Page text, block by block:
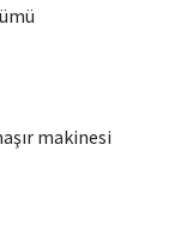
makinesi